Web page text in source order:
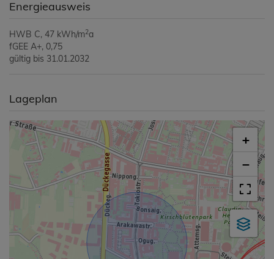
Energieausweis
HWB C, 47 kWh/m2a
fGEE A+, 0,75
gültig bis 31.01.2032
Lageplan
+
−